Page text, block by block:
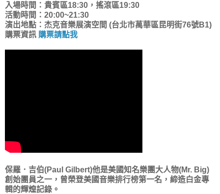
入場時間：貴賓區18:30，搖滾區19:30
活動時間：20:00~21:30
演出地點：杰克音樂展演空間 (台北市萬華區昆明街76號B1)
購票資訊 購票請點我
保羅．吉伯(Paul Gilbert)他是美國知名樂團大人物(Mr. Big)
創始團員之一，曾榮登美國音樂排行榜第一名，締造白金專
輯的輝煌記錄。